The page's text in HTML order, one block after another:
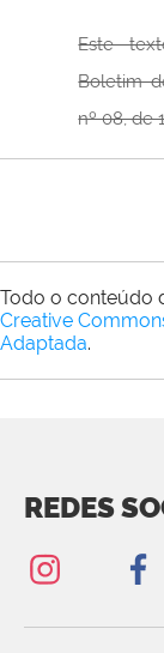
Este
Boletim
nº 08, de
Todo o conteúdo
Creative
Adaptada.
REDES